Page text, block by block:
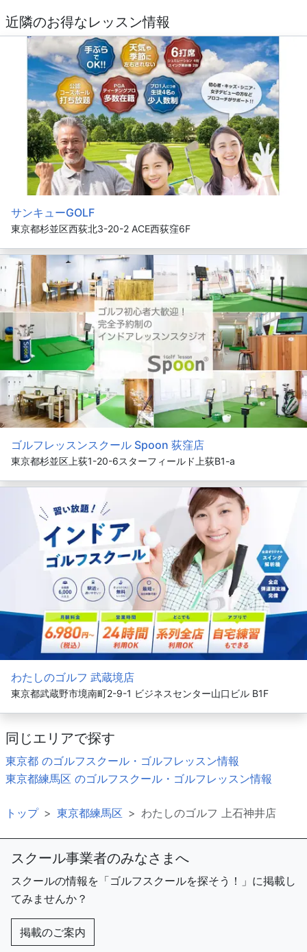
近隣のお得なレッスン情報
サンキューGOLF
東京都杉並区西荻北3-20-2 ACE西荻窪6F
ゴルフレッスンスクール Spoon 荻窪店
東京都杉並区上荻1-20-6スターフィールド上荻B1-a
わたしのゴルフ 武蔵境店
東京都武蔵野市境南町2-9-1 ビジネスセンター山口ビル B1F
同じエリアで探す
東京都 のゴルフスクール・ゴルフレッスン情報
東京都練馬区 のゴルフスクール・ゴルフレッスン情報
トップ 東京都練馬区 わたしのゴルフ 上石神井店
スクール事業者のみなさまへ
スクールの情報を「ゴルフスクールを探そう！」に掲載し
てみませんか？
掲載のご案内